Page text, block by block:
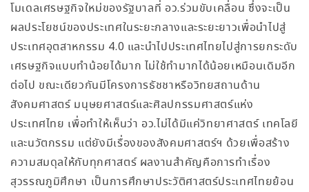
โมเดลเศรษฐกิจใหม่ของรัฐบาลที่ อว.ร่วมขับเคลื่อน ซึ่งจะเป็น
ผลประโยชน์ของประเทศในระยะกลางและระยะยาวเพื่อนำไปสู่
ประเทศอุตสาหกรรม 4.0 และนำไปประเทศไทยไปสู่การยกระดับ
เศรษฐกิจแบบทำน้อยได้มาก ไม่ใช้ทำมากได้น้อยเหมือนเดิมอีก
ต่อไป ขณะเดียวกันมีโครงการธัชชาหรือวิทยสถานด้าน
สังคมศาสตร์ มนุษยศาสตร์และศิลปกรรมศาสตร์แห่ง
ประเทศไทย เพื่อทำให้เห็นว่า อว.ไม่ได้มีแค่วิทยาศาสตร์ เทคโลยี
และนวัตกรรม แต่ยังมีเรื่องของสังคมศาสตร์ฯ ด้วยเพื่อสร้าง
ความสมดุลให้กับทุกศาสตร์ ผลงานสำคัญคือการทำเรื่อง
สุวรรณภูมิศึกษา เป็นการศึกษาประวัติศาสตร์ประเทศไทยย้อน